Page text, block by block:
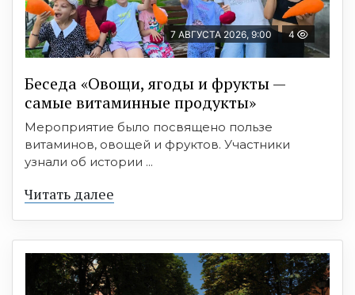
7 АВГУСТА 2026, 9:00 4
Беседа «Овощи, ягоды и фрукты —
самые витаминные продукты»
Мероприятие было посвящено пользе
витаминов, овощей и фруктов. Участники
узнали об истории ...
Читать далее